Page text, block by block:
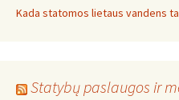
Kada statomos lietaus vandens
Statybų paslaugos ir